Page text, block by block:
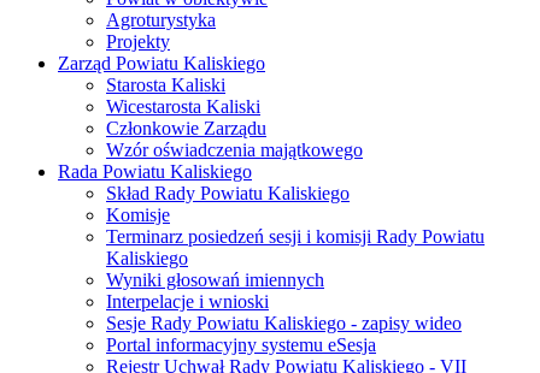
Agroturystyka
Projekty
Zarząd Powiatu Kaliskiego
Starosta Kaliski
Wicestarosta Kaliski
Członkowie Zarządu
Wzór oświadczenia majątkowego
Rada Powiatu Kaliskiego
Skład Rady Powiatu Kaliskiego
Komisje
Terminarz posiedzeń sesji i komisji Rady Powiatu
Kaliskiego
Wyniki głosowań imiennych
Interpelacje i wnioski
Sesje Rady Powiatu Kaliskiego - zapisy wideo
Portal informacyjny systemu eSesja
Rejestr Uchwał Rady Powiatu Kaliskiego - VII